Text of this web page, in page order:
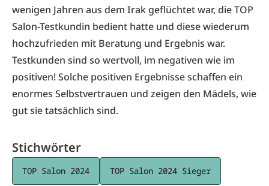
wenigen Jahren aus dem Irak geflüchtet war, die TOP
Salon-Testkundin bedient hatte und diese wiederum
hochzufrieden mit Beratung und Ergebnis war.
Testkunden sind so wertvoll, im negativen wie im
positiven! Solche positiven Ergebnisse schaffen ein
enormes Selbstvertrauen und zeigen den Mädels, wie
gut sie tatsächlich sind.
Stichwörter
TOP Salon 2024 TOP Salon 2024 Sieger